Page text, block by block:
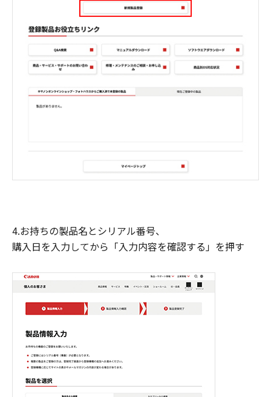
4.お持ちの製品名とシリアル番号、
購入日を入力してから「入力内容を確認する」を押す